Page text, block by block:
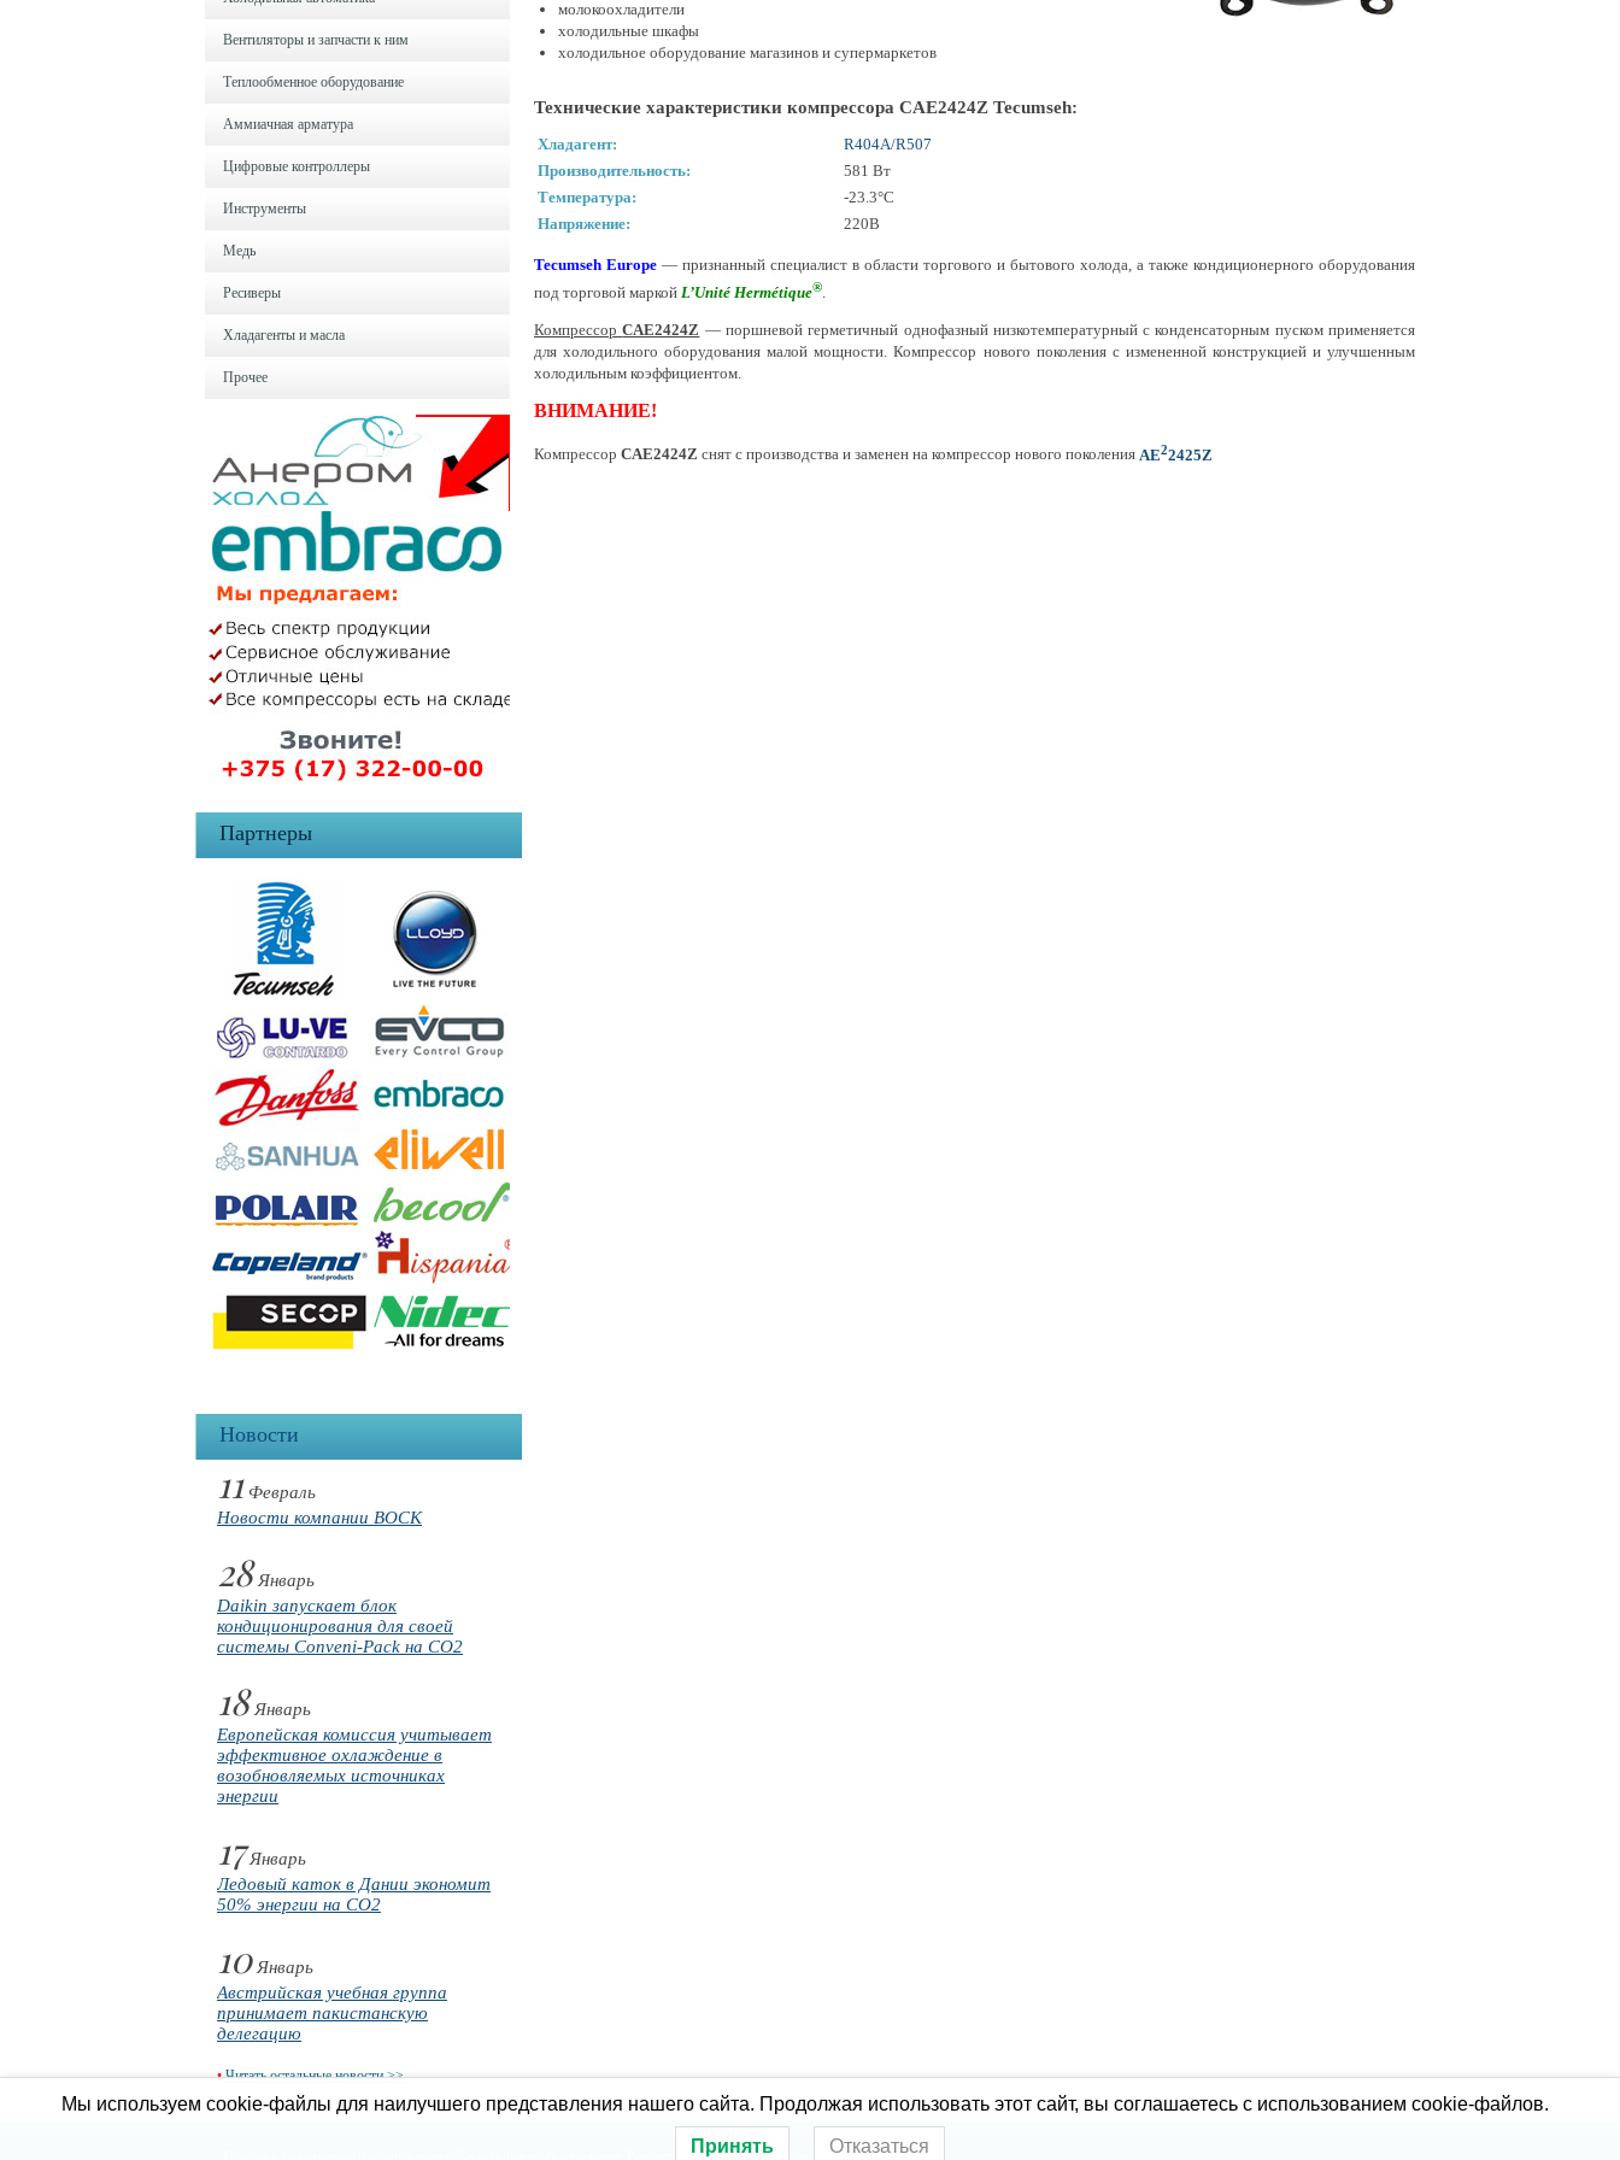
Вентиляторы и запчасти к ним
Теплообменное оборудование
Аммиачная арматура
Цифровые контроллеры
Инструменты
Медь
Ресиверы
Хладагенты и масла
Прочее
Партнеры
Новости
11 Февраль
Новости компании BOCK
28Январь
Daikin запускает блок
кондиционирования для своей
системы Conveni-Pack на CO2
18Январь
Европейская комиссия учитывает
эффективное охлаждение в
возобновляемых источниках
энергии
17Январь
Ледовый каток в Дании экономит
50% энергии на CO2
10Январь
Австрийская учебная группа
принимает пакистанскую
делегацию
• Читать остальные новости >>
молокоохладители
холодильные шкафы
холодильное оборудование магазинов и супермаркетов
Технические характеристики компрессора CAE2424Z Tecumseh:
Хладагент: R404А/R507
Производительность:
581 Вт
Температура:
-23.3°С
Напряжение:
220В
Tecumseh Europe — признанный специалист в области торгового и бытового холода, а также кондиционерного оборудования
под торговой маркой L’Unité Hermétique®.
КомпрессорCAE2424Z — поршневой герметичный однофазный низкотемпературный с конденсаторным пуском применяется
для холодильного оборудования малой мощности. Компрессор нового поколения с измененной конструкцией и улучшенным
холодильным коэффициентом.
ВНИМАНИЕ!
Компрессор CAE2424Z снят с производства и заменен на компрессор нового поколения AE22425Z
Ремонт холодильного оборудования
Мы используем cookie-файлы для наилучшего представления нашего сайта. Продолжая использовать этот сайт, вы соглашаетесь с использованием cookie-файлов.
Принять Отказаться